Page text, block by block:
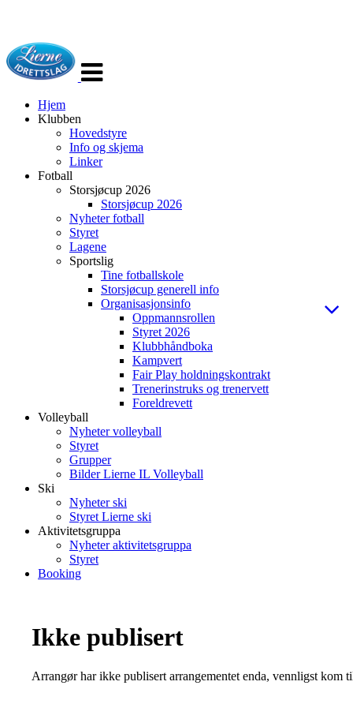
navigasjon
Hjem
Klubben
Hovedstyre
Info og skjema
Linker
Fotball
Storsjøcup 2026
Storsjøcup 2026
Nyheter fotball
Styret
Lagene
Sportslig
Tine fotballskole
Storsjøcup generell info
Organisasjonsinfo
Oppmannsrollen
Styret 2026
Klubbhåndboka
Kampvert
Fair Play holdningskontrakt
Trenerinstruks og trenervett
Foreldrevett
Volleyball
Nyheter volleyball
Styret
Grupper
Bilder Lierne IL Volleyball
Ski
Nyheter ski
Styret Lierne ski
Aktivitetsgruppa
Nyheter aktivitetsgruppa
Styret
Booking
Ikke publisert
Arrangør har ikke publisert arrangementet enda, vennligst kom